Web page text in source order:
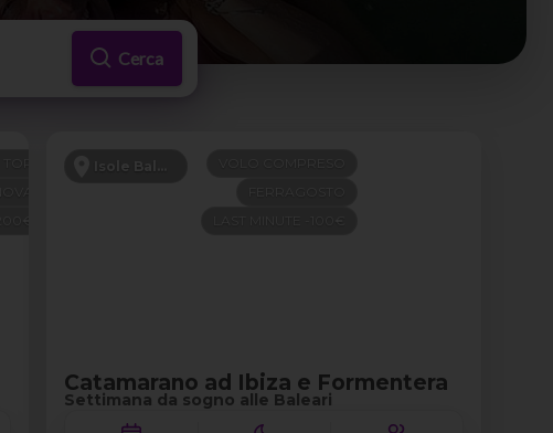
Cerca
Isole Baleari
Catamarano ad Ibiza e Formentera
Settimana da sogno alle Baleari